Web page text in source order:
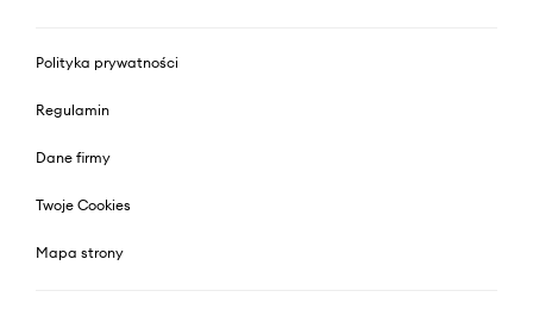
Polityka prywatności
Regulamin
Dane firmy
Twoje Cookies
Mapa strony